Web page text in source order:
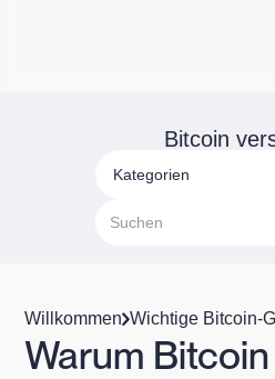
Bitcoin
Kategorien
Willkommen Wichtige Bitcoin-
Warum